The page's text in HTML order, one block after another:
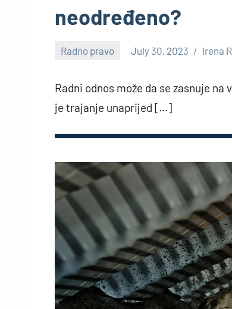
neodređeno?
Radno pravo July 30, 2023 Irena
Radni odnos može da se zasnuje
je trajanje unaprijed […]